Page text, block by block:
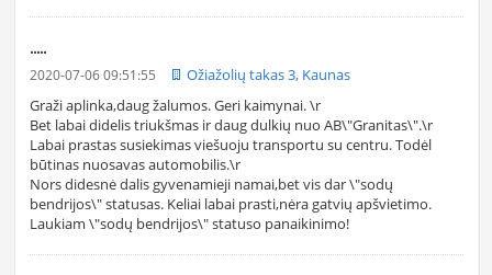
.....
2020-07-06 09:51:55
Ožiažolių takas 3, Kaunas
Graži aplinka,daug žalumos. Geri kaimynai. \r
Bet labai didelis triukšmas ir daug dulkių nuo AB\"Granitas\".\r
Labai prastas susiekimas viešuoju transportu su centru. Todėl
būtinas nuosavas automobilis.\r
Nors didesnė dalis gyvenamieji namai,bet vis dar \"sodų
bendrijos\" statusas. Keliai labai prasti,nėra gatvių apšvietimo.
Laukiam \"sodų bendrijos\" statuso panaikinimo!